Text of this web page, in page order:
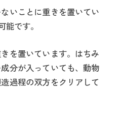
いことに重きを置いてい
です。
を置いています。はちみ
分が入っていても、動物
過程の双方をクリアして